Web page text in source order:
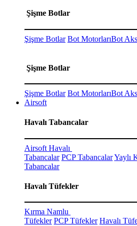
Şişme Botlar
Şişme Botlar Bot MotorlarıBot
Şişme Botlar
Şişme Botlar Bot MotorlarıBot
Airsoft
Havalı Tabancalar
Airsoft Havalı
Tabancalar PCP TabancalarYaylı
Tabancalar
Havalı Tüfekler
Kırma Namlu
Tüfekler PCP Tüfekler Havalı